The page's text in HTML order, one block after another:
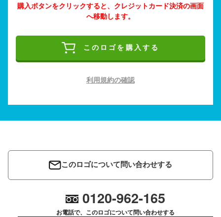
購入ボタンをクリックすると、クレジットカード決済の画面
へ移動します。
このロゴを購入する
利用規約の確認
このロゴについて問い合わせする
0120-962-165
お電話で、このロゴについて問い合わせする